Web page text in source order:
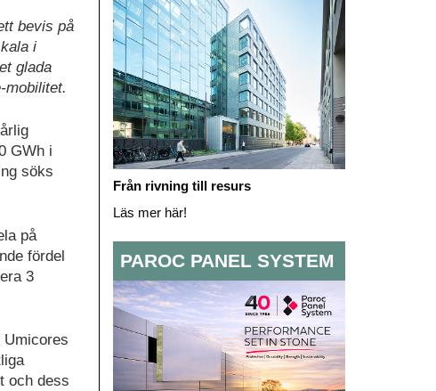
bevis på
i
glada
mobilitet.
GWh i
söks
på
fördel
3
Umicores
och dess
Från rivning till resurs
Läs mer här!
PAROC PANEL SYSTEM